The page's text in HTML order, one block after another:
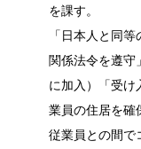
を課す。
「日本人と同
関係法令を遵守
に加入）「受け
業員の住居を確
従業員との間で